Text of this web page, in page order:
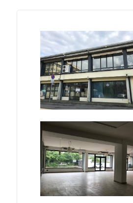
Qualsiasi